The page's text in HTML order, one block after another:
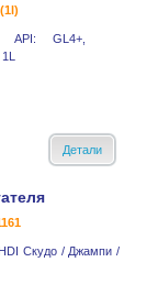
API: GL4+,
Детали
Скудо / Джампи /